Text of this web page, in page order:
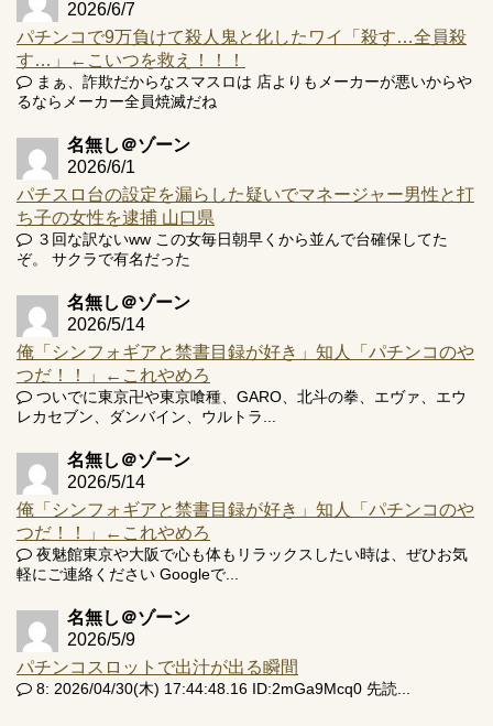
Powered by livedoor 相互RSS
2026/6/7
パチンコで9万負けて殺人鬼と化したワイ「殺す…全員殺
す…」←こいつを救え！！！
まぁ、詐欺だからなスマスロは 店よりもメーカーが悪いからや
るならメーカー全員焼滅だね
名無し＠ゾーン
2026/6/1
パチスロ台の設定を漏らした疑いでマネージャー男性と打
ち子の女性を逮捕 山口県
３回な訳ないww この女毎日朝早くから並んで台確保してた
ぞ。 サクラで有名だった
名無し＠ゾーン
2026/5/14
俺「シンフォギアと禁書目録が好き」知人「パチンコのや
つだ！！」←これやめろ
ついでに東京卍や東京喰種、GARO、北斗の拳、エヴァ、エウ
レカセブン、ダンバイン、ウルトラ...
名無し＠ゾーン
2026/5/14
俺「シンフォギアと禁書目録が好き」知人「パチンコのや
つだ！！」←これやめろ
夜魅館東京や大阪で心も体もリラックスしたい時は、ぜひお気
軽にご連絡ください Googleで...
名無し＠ゾーン
2026/5/9
パチンコスロットで出汁が出る瞬間
8: 2026/04/30(木) 17:44:48.16 ID:2mGa9Mcq0 先読...